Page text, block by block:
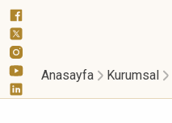
Anasayfa Kurumsal